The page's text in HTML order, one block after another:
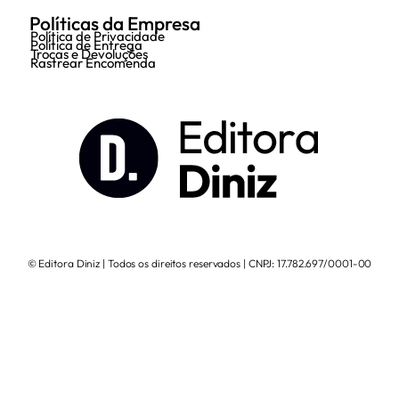
Políticas da Empresa
Política de Privacidade
Política de Entrega
Trocas e Devoluções
Rastrear Encomenda
© Editora Diniz | Todos os direitos reservados | CNPJ: 17.782.697/0001-00